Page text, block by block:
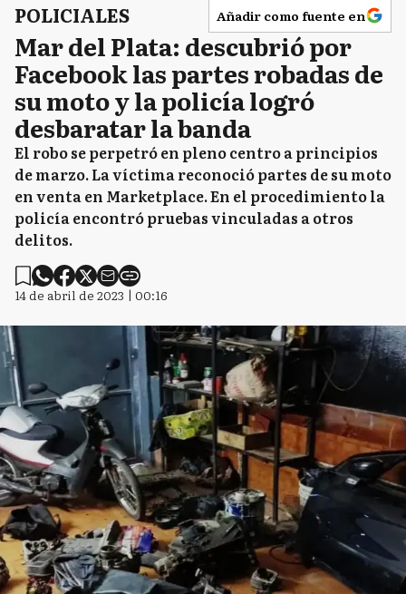
POLICIALES Añadir como fuente en
Mar del Plata: descubrió por
Facebook las partes robadas de
su moto y la policía logró
desbaratar la banda
El robo se perpetró en pleno centro a principios
de marzo. La víctima reconoció partes de su moto
en venta en Marketplace. En el procedimiento la
policía encontró pruebas vinculadas a otros
delitos.
14 de abril de 2023 | 00:16